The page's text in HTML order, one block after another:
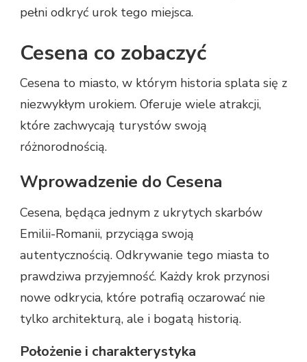
pełni odkryć urok tego miejsca.
Cesena co zobaczyć
Cesena to miasto, w którym historia splata się z
niezwykłym urokiem. Oferuje wiele atrakcji,
które zachwycają turystów swoją
różnorodnością.
Wprowadzenie do Cesena
Cesena, będąca jednym z ukrytych skarbów
Emilii-Romanii, przyciąga swoją
autentycznością. Odkrywanie tego miasta to
prawdziwa przyjemność. Każdy krok przynosi
nowe odkrycia, które potrafią oczarować nie
tylko architekturą, ale i bogatą historią.
Położenie i charakterystyka